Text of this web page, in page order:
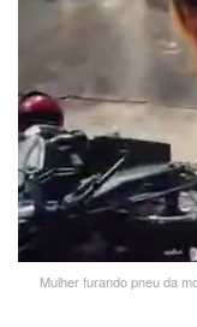
Mulher furando pneu da